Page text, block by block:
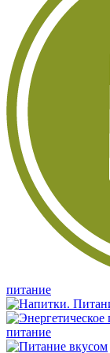
питание
питание